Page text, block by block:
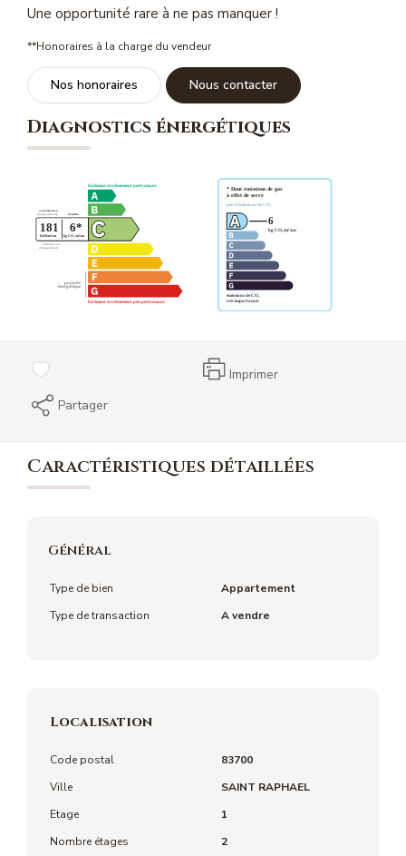
Une opportunité rare à ne pas manquer !
**Honoraires à la charge du vendeur
Nos honoraires Nous contacter
Diagnostics énergétiques
Imprimer
Partager
Caractéristiques détaillées
Général
Type de bien
Appartement
Type de transaction
A vendre
Localisation
Code postal
83700
Ville
SAINT RAPHAEL
Etage
1
Nombre étages
2